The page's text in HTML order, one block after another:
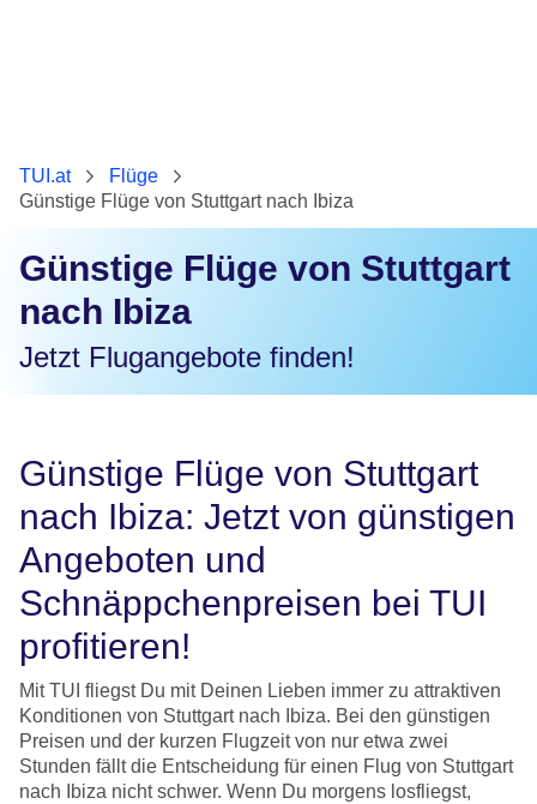
TUI.at
Flüge
Günstige Flüge von Stuttgart nach Ibiza
Günstige Flüge von Stuttgart
nach Ibiza
Jetzt Flugangebote finden!
Günstige Flüge von Stuttgart
nach Ibiza: Jetzt von günstigen
Angeboten und
Schnäppchenpreisen bei TUI
profitieren!
Mit TUI fliegst Du mit Deinen Lieben immer zu attraktiven
Konditionen von Stuttgart nach Ibiza. Bei den günstigen
Preisen und der kurzen Flugzeit von nur etwa zwei
Stunden fällt die Entscheidung für einen Flug von Stuttgart
nach Ibiza nicht schwer. Wenn Du morgens losfliegst,